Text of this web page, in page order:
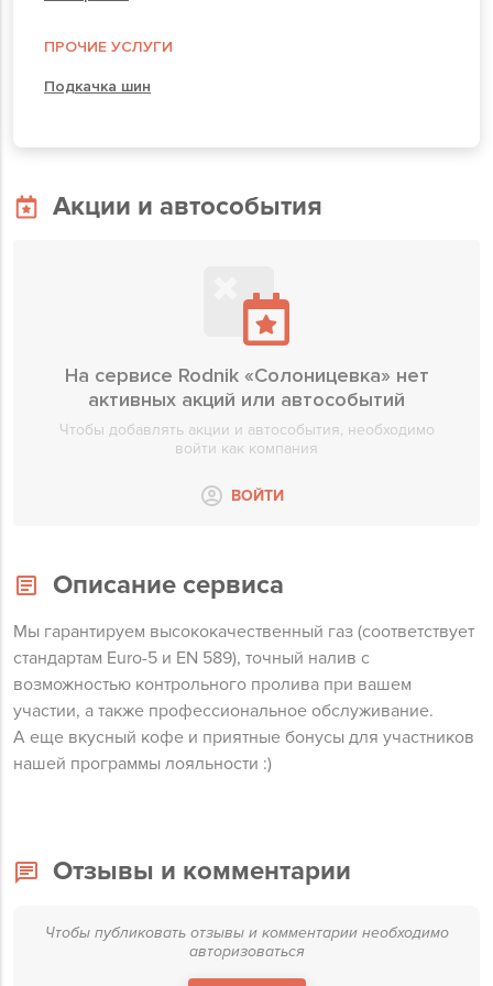
ПРОЧИЕ УСЛУГИ
Подкачка шин
Акции и автособытия
На сервисе Rodnik «Солоницевка» нет
активных акций или автособытий
Чтобы добавлять акции и автособытия, необходимо
войти как компания
ВОЙТИ
Описание сервиса
Мы гарантируем высококачественный газ (соответствует
стандартам Euro-5 и EN 589), точный налив с
возможностью контрольного пролива при вашем
участии, а также профессиональное обслуживание.
А еще вкусный кофе и приятные бонусы для участников
нашей программы лояльности :)
Отзывы и комментарии
Чтобы публиковать отзывы и комментарии необходимо
авторизоваться